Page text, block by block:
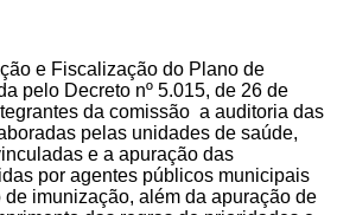
e Fiscalização do Plano de
pelo Decreto nº 5.015, de 26 de
da comissão a auditoria das
pelas unidades de saúde,
e a apuração das
por agentes públicos municipais
imunização, além da apuração de